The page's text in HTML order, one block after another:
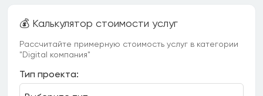
💰 Калькулятор стоимости услуг
Рассчитайте примерную стоимость услуг в категории
"Digital компания"
Тип проекта: